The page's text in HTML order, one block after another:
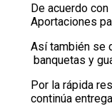
De acuerdo
Aportaciones
Así también se
banquetas y
Por la rápida
continúa